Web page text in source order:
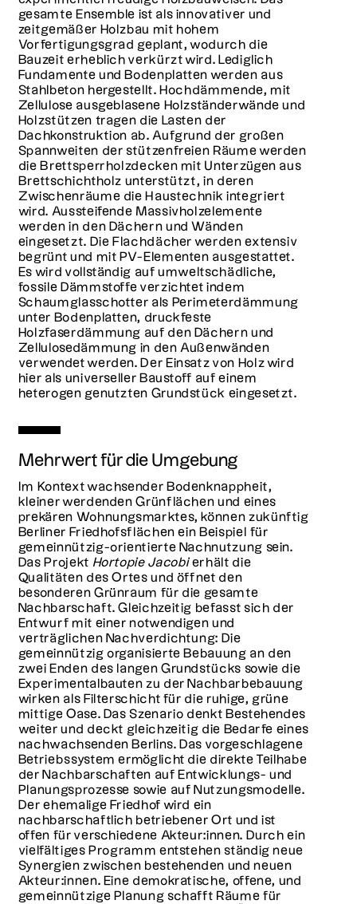
gesamte Ensemble ist als innovativer und
zeitgemäßer Holzbau mit hohem
Vorfertigungsgrad geplant, wodurch die
Bauzeit erheblich verkürzt wird. Lediglich
Fundamente und Bodenplatten werden aus
Stahlbeton hergestellt. Hochdämmende, mit
Zellulose ausgeblasene Holzständerwände und
Holzstützen tragen die Lasten der
Dachkonstruktion ab. Aufgrund der großen
Spannweiten der stützenfreien Räume werden
die Brettsperrholzdecken mit Unterzügen aus
Brettschichtholz unterstützt, in deren
Zwischenräume die Haustechnik integriert
wird. Aussteifende Massivholzelemente
werden in den Dächern und Wänden
eingesetzt. Die Flachdächer werden extensiv
begrünt und mit PV-Elementen ausgestattet.
Es wird vollständig auf umweltschädliche,
fossile Dämmstoffe verzichtet indem
Schaumglasschotter als Perimeterdämmung
unter Bodenplatten, druckfeste
Holzfaserdämmung auf den Dächern und
Zellulosedämmung in den Außenwänden
verwendet werden. Der Einsatz von Holz wird
hier als universeller Baustoff auf einem
heterogen genutzten Grundstück eingesetzt.
Mehrwert für die Umgebung
Im Kontext wachsender Bodenknappheit,
kleiner werdenden Grünflächen und eines
prekären Wohnungsmarktes, können zukünftig
Berliner Friedhofsflächen ein Beispiel für
gemeinnützig-orientierte Nachnutzung sein.
Das Projekt Hortopie Jacobierhält die
Qualitäten des Ortes und öffnet den
besonderen Grünraum für die gesamte
Nachbarschaft. Gleichzeitig befasst sich der
Entwurf mit einer notwendigen und
verträglichen Nachverdichtung: Die
gemeinnützig organisierte Bebauung an den
zwei Enden des langen Grundstücks sowie die
Experimentalbauten zu der Nachbarbebauung
wirken als Filterschicht für die ruhige, grüne
mittige Oase. Das Szenario denkt Bestehendes
weiter und deckt gleichzeitig die Bedarfe eines
nachwachsenden Berlins. Das vorgeschlagene
Betriebssystem ermöglicht die direkte Teilhabe
der Nachbarschaften auf Entwicklungs- und
Planungsprozesse sowie auf Nutzungsmodelle.
Der ehemalige Friedhof wird ein
nachbarschaftlich betriebener Ort und ist
offen für verschiedene Akteur:innen. Durch ein
vielfältiges Programm entstehen ständig neue
Synergien zwischen bestehenden und neuen
Akteur:innen. Eine demokratische, offene, und
gemeinnützige Planung schafft Räume für